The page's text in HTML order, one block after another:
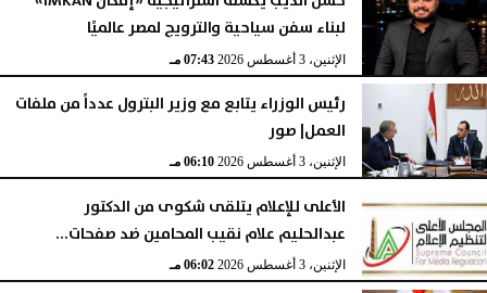
لبناء سفن سياحية والترويج لمصر عالميًا
الإثنين، 3 أغسطس 2026 07:43 مـ
رئيس الوزراء يتابع مع وزير البترول عدداً من ملفات
العمل| صور
الإثنين، 3 أغسطس 2026 06:10 مـ
الأعلى للإعلام يتلقى شكوى من الدكتور
عبدالحليم علام نقيب المحامين ضد صفحات...
الإثنين، 3 أغسطس 2026 06:02 مـ